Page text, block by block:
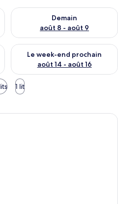
soir août 7 - août 8
Demain
août 8 - août 9
Vérifier la disponibilité pour
week-end août 7 - août 9
Le week-end prochain
août 14 - août 16
Vérifier la disponibilité pour
1 lit
Une chambre d’hôtel avec un lit,